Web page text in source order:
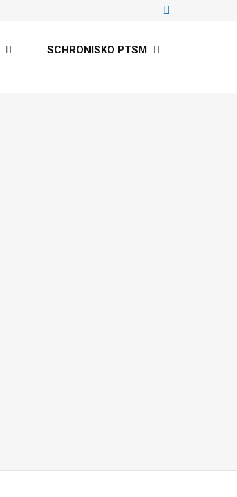
SCHRONISKO PTSM